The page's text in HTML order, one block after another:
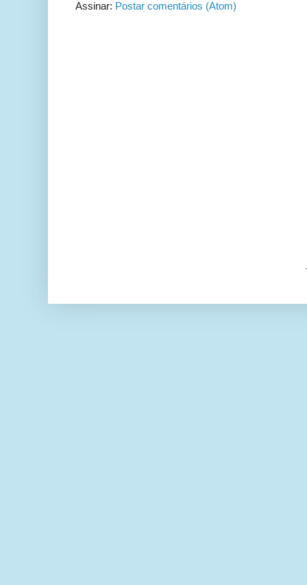
Assinar: Postar comentários (Atom)